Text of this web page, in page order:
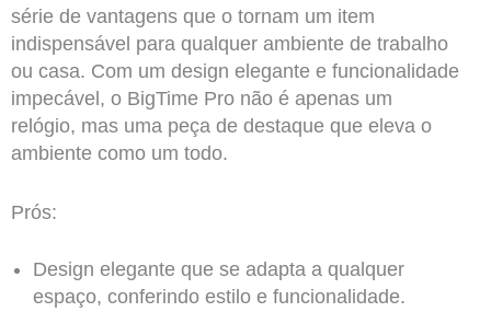
série de vantagens que o tornam um item
indispensável para qualquer ambiente de trabalho
ou casa. Com um design elegante e funcionalidade
impecável, o BigTime Pro não é apenas um
relógio, mas uma peça de destaque que eleva o
ambiente como um todo.
Prós:
Design elegante que se adapta a qualquer
espaço, conferindo estilo e funcionalidade.